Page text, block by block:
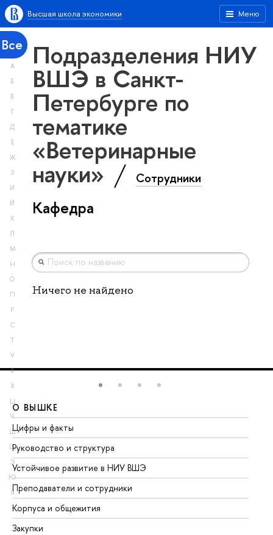
Меню
Высшая школа экономики
Все
А
Б
В
Г
Д
Е
Ж
З
И
Й
К
Л
М
Н
О
П
Р
С
Т
У
Ф
Х
Ц
Ч
Ш
Щ
Э
Ю
Я
Подразделения НИУ
ВШЭ в Санкт-
Петербурге по
тематике
«Ветеринарные
науки» Сотрудники
Кафедра
Ничего не найдено
О ВЫШКЕ
Цифры и факты
Руководство и структура
Устойчивое развитие в НИУ ВШЭ
Преподаватели и сотрудники
Корпуса и общежития
Закупки